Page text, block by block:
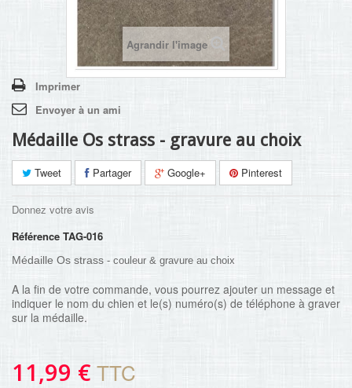
Agrandir l'image
Imprimer
Envoyer à un ami
Médaille Os strass - gravure au choix
Tweet Partager Google+ Pinterest
Donnez votre avis
Référence TAG-016
Médaille Os strass - couleur & gravure au choix
A la fin de votre commande, vous pourrez ajouter un message et
indiquer le nom du chien et le(s) numéro(s) de téléphone à graver
sur la médaille.
11,99 € TTC